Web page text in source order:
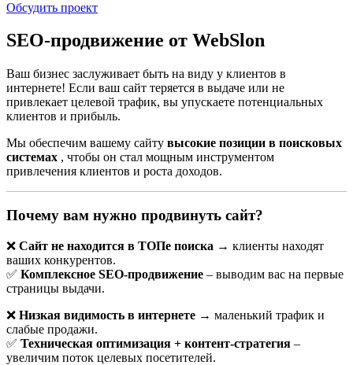
Обсудить проект
SEO-продвижение от WebSlon
Ваш бизнес заслуживает быть на виду у клиентов в
интернете! Если ваш сайт теряется в выдаче или не
привлекает целевой трафик, вы упускаете потенциальных
клиентов и прибыль.
Мы обеспечим вашему сайту высокие позиции в поисковых
системах , чтобы он стал мощным инструментом
привлечения клиентов и роста доходов.
Продвижение сайта ритуальных услуг
в Бресте
Текст будет в разговорном, вовлекающем стиле, с SEO-
акцентом на услугах и жирным выделением ключевых фраз.
Сегодня, когда почти каждый поиск услуг начинается с
интернета,продвижение сайта ритуальных услуг в Бресте
перестало быть «дополнительной опцией». Это обязательный
инструмент для любого агентства, которое хочет стабильно
Почему вам нужно продвинуть сайт?
❌ Сайт не находится в ТОПе поиска → клиенты находят
ваших конкурентов.
✅ Комплексное SEO-продвижение – выводим вас на первые
страницы выдачи.
❌ Низкая видимость в интернете → маленький трафик и
слабые продажи.
✅ Техническая оптимизация + контент-стратегия –
увеличим поток целевых посетителей.